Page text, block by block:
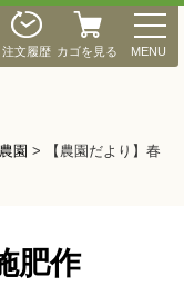
注文履歴 カゴを見る
M
E
N
MENU
園 >
【農園だより】春
肥作